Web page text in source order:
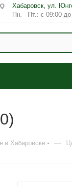
Хабаровск, ул.
Пн. - Пт.: с 09:00
в Хабаровске —